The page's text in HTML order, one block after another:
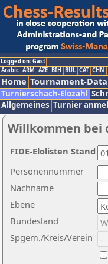
Logged on: Gast
Arabic ARM AZE BIH BUL CAT CHN
Home Tournament-
Turnierschach-Elozahl
Allgemeines Turnier
Willkommen bei
Nachname
Ebene
Personennummer
Bundesland
Spgem./Kreis/Verein
FIDE-Elolisten Stand